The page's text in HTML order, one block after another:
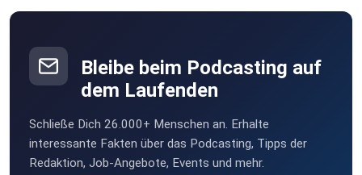
Bleibe beim Podcasting auf
dem Laufenden
Schließe Dich 26.000+ Menschen an. Erhalte
interessante Fakten über das Podcasting, Tipps der
Redaktion, Job-Angebote, Events und mehr.